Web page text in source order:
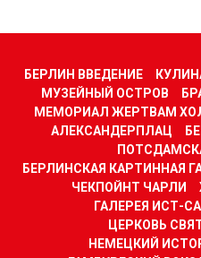
БЕРЛИН ВВЕДЕНИЕ
МУЗЕЙНЫЙ ОСТРОВ
МЕМОРИАЛ ЖЕРТВАМ
АЛЕКСАНДЕРПЛАЦ
БЕРЛИНСКАЯ КАРТИННАЯ
ЧЕКПОЙНТ ЧАРЛИ
ГАЛЕРЕЯ ИСТ-
ЦЕРКОВЬ
НЕМЕЦКИЙ